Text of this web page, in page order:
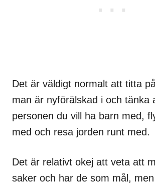
Det är väldigt normalt att titta
man är nyförälskad i och tänka
personen du vill ha barn med,
med och resa jorden runt med.
Det är relativt okej att veta att
saker och har de som mål,